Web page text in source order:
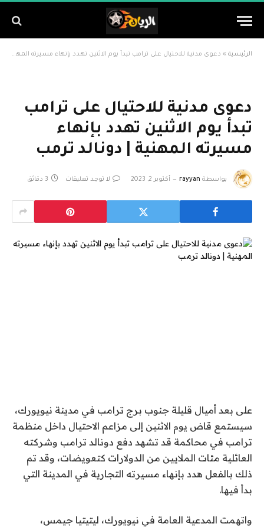
الرئيسية » دعوى مدنية للاحتيال على ترامب تبدأ يوم الاثنين تهدد بإنهاء مسيرته المهنية | دونالد ترمب
دعوى مدنية للاحتيال على ترامب
تبدأ يوم الاثنين تهدد بإنهاء
مسيرته المهنية | دونالد ترمب
بواسطة rayyan أكتوبر 2, 2023 لا توجد تعليقات 3 دقائق
على بعد أميال قليلة جنوب برج ترامب في مدينة نيويورك،
سيستمع قاض يوم الاثنين إلى مزاعم الاحتيال داخل منظمة
ترامب في محاكمة قد تشهد دفع دونالد ترامب وشركته
العائلية مئات الملايين من الدولارات كتعويضات، وقد تم
ذلك بالفعل هدد بإنهاء مسيرته التجارية في المدينة التي
بدأ فيها.
واتهمت المدعية العامة في نيويورك، ليتيتيا جيمس،